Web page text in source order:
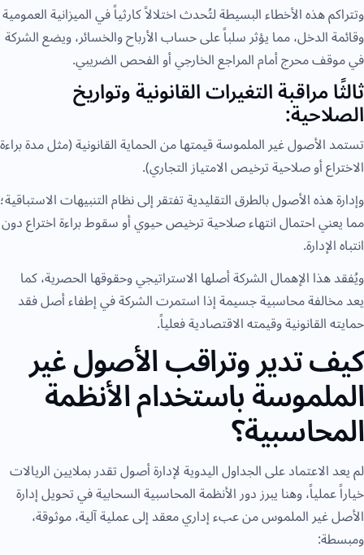
وتتراكم هذه الأخطاء البسيطة لتُحدث اختلالاً كارثياً في الميزانية العمومية
وقائمة الدخل، مما يؤثر سلباً على حساب الأرباح والخسائر، ويضع الشركة
في موقف محرج أمام المراجع الخارجي أو الفحص الضريبي.
ثالثًا مراقبة التغيرات القانونية وتواريخ
الصلاحية:
تستمد الأصول غير الملموسة قيمتها من الحماية القانونية (مثل مدة براءة
الاختراع أو صلاحية ترخيص الامتياز التجاري).
وإدارة هذه الأصول بالطرق التقليدية تفتقر إلى نظام التنبيهات الاستباقية؛
مما يعني احتمال انتهاء صلاحية ترخيص حيوي أو سقوط براءة اختراع دون
انتباه الإدارة.
ويُفقد هذا الإهمال الشركة أصلها الاستراتيجي وحقوقها الحصرية، كما
يعد مخالفة محاسبية جسيمة إذا استمرت الشركة في إطفاء أصل فقد
حمايته القانونية وقيمته الاقتصادية فعلياً.
كيف تدير وتراقب الأصول غير
الملموسة باستخدام الأنظمة
المحاسبية؟
لم يعد الاعتماد على الجداول اليدوية لإدارة أصول تقدر بملايين الريالات
خياراً عملياً، وهنا يبرز دور الأنظمة المحاسبية السحابية في تحويل إدارة
الأصل غير الملموس من عبء إداري معقد إلى عملية آلية، موثوقة،
ومبسطة: